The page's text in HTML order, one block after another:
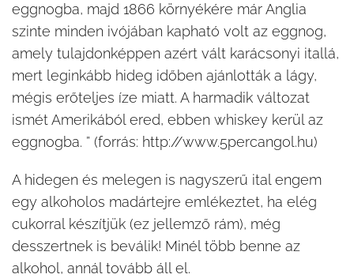
eggnogba, majd 1866 környékére már Anglia
szinte minden ivójában kapható volt az eggnog,
amely tulajdonképpen azért vált karácsonyi itallá,
mert leginkább hideg időben ajánlották a lágy,
mégis erőteljes íze miatt. A harmadik változat
ismét Amerikából ered, ebben whiskey kerül az
eggnogba. ” (forrás: http://www.5percangol.hu)
A hidegen és melegen is nagyszerű ital engem
egy alkoholos madártejre emlékeztet, ha elég
cukorral készítjük (ez jellemző rám), még
desszertnek is beválik! Minél több benne az
alkohol, annál tovább áll el.